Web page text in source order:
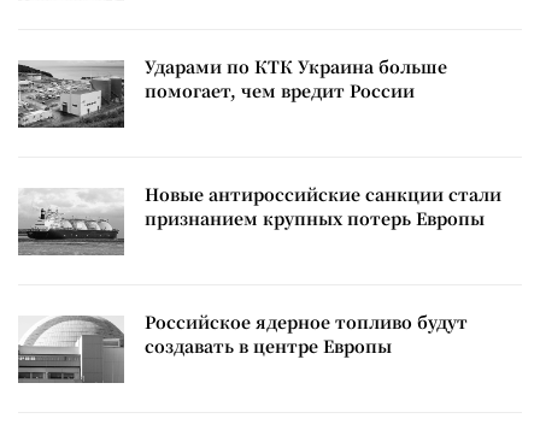
Ударами по КТК Украина больше
помогает, чем вредит России
Новые антироссийские санкции стали
признанием крупных потерь Европы
Российское ядерное топливо будут
создавать в центре Европы